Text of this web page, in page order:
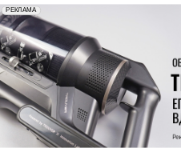
erid: 2VfnxxmNzs5
РЕКЛАМА